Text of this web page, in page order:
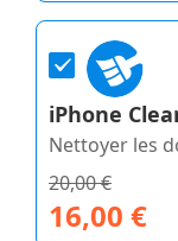
iPhone
Nettoyer les
20,00 €
16,00 €